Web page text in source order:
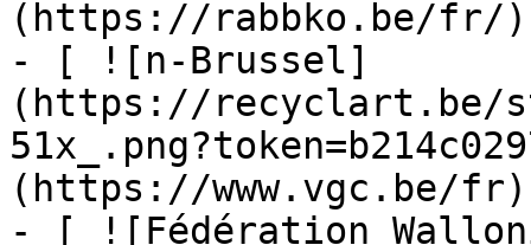
(https://rabbko.be/fr/)
- [ ![n-Brussel]
(https://recyclart.be/
(https://www.vgc.be/fr)
- [ ![Fédération